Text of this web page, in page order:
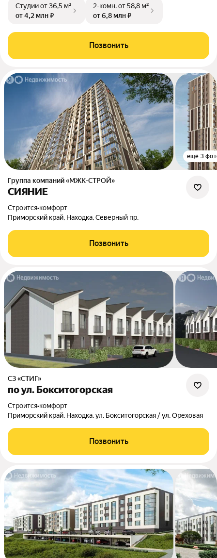
Студииот 36,5 м²
от 4,2 млн ₽
2-комн.от 58,8 м²
от 6,8 млн ₽
Позвонить
ещё 3
Группа компаний «МЖК-СТРОЙ»
СИЯНИЕ
Строится•комфорт
Приморский край, Находка, Северный пр.
Позвонить
СЗ «СТИГ»
по ул. Бокситогорская
Строится•комфорт
Приморский край, Находка, ул. Бокситогорская / ул. Ореховая
Позвонить